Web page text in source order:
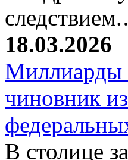
18.03.2026
Миллиарды
чиновник
В столице